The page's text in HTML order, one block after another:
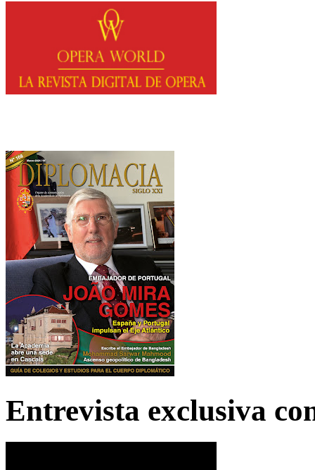
Entrevista exclusiva